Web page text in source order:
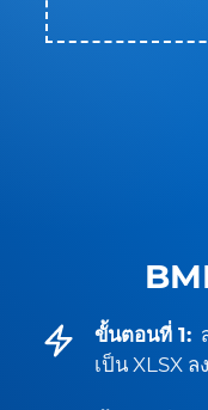
ขั้นตอนที่ 1:
เป็น XLSX